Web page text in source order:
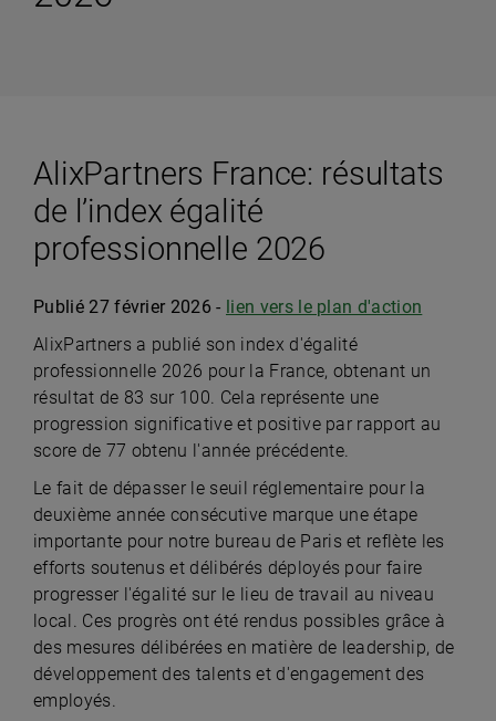
AlixPartners France: résultats
de l’index égalité
professionnelle 2026
Publié 27 février 2026 - lien vers le plan d'action
AlixPartners a publié son index d'égalité
professionnelle 2026 pour la France, obtenant un
résultat de 83 sur 100. Cela représente une
progression significative et positive par rapport au
score de 77 obtenu l'année précédente.
Le fait de dépasser le seuil réglementaire pour la
deuxième année consécutive marque une étape
importante pour notre bureau de Paris et reflète les
efforts soutenus et délibérés déployés pour faire
progresser l'égalité sur le lieu de travail au niveau
local. Ces progrès ont été rendus possibles grâce à
des mesures délibérées en matière de leadership, de
développement des talents et d'engagement des
employés.